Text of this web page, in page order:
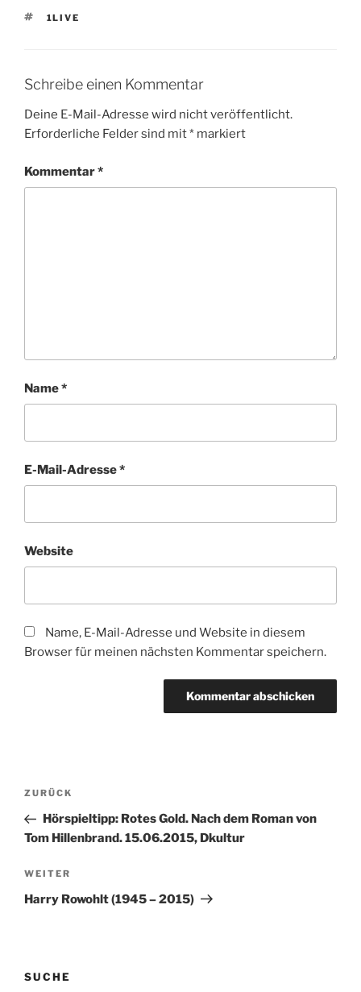
SCHLAGWÖRTER
1LIVE
Schreibe einen Kommentar
Deine E-Mail-Adresse wird nicht veröffentlicht.
Erforderliche Felder sind mit* markiert
Kommentar*
Name*
E-Mail-Adresse*
Website
Name, E-Mail-Adresse und Website in diesem
Browser für meinen nächsten Kommentar speichern.
Beitragsnavigation
Vorheriger
Beitrag
ZURÜCK
Hörspieltipp: Rotes Gold. Nach dem Roman von
Tom Hillenbrand. 15.06.2015, Dkultur
Nächster
Beitrag
WEITER
Harry Rowohlt (1945 – 2015)
SUCHE